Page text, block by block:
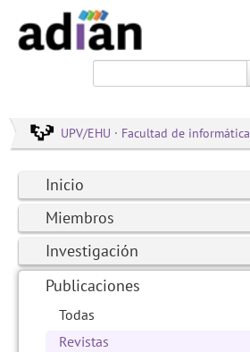
UPV/EHU · Facultad de informática
Inicio
Miembros
Investigación
Publicaciones
Todas
Revistas